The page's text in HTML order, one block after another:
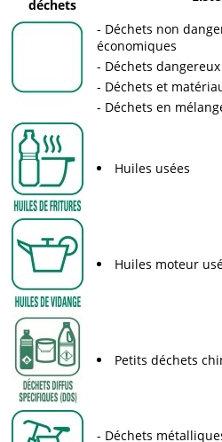
déchets
Déchets non
économiques
Déchets
Déchets et
Déchets en
Huiles usées
Huiles moteur
Petits déchets
Déchets